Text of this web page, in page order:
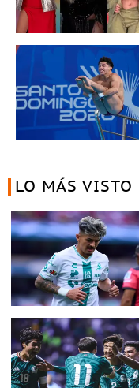
LO MÁS VISTO